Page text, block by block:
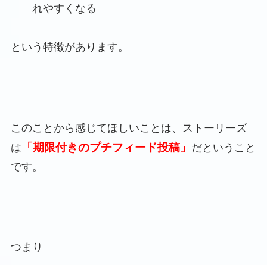
れやすくなる
という特徴があります。
このことから感じてほしいことは、ストーリーズ
は 「期限付きのプチフィード投稿」 だということ
です。
つまり